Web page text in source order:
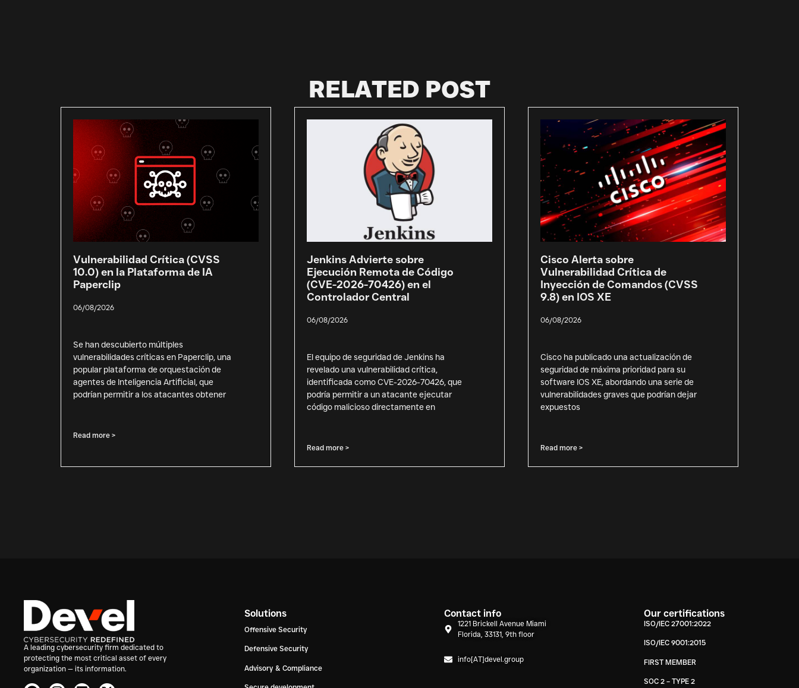
RELATED POST
Vulnerabilidad Crítica (CVSS
10.0) en la Plataforma de IA
Paperclip
06/08/2026
Se han descubierto múltiples
vulnerabilidades críticas en Paperclip, una
popular plataforma de orquestación de
agentes de Inteligencia Artificial, que
podrían permitir a los atacantes obtener
Read more >
Jenkins Advierte sobre
Ejecución Remota de Código
(CVE-2026-70426) en el
Controlador Central
06/08/2026
El equipo de seguridad de Jenkins ha
revelado una vulnerabilidad crítica,
identificada como CVE-2026-70426, que
podría permitir a un atacante ejecutar
código malicioso directamente en
Read more >
Cisco Alerta sobre
Vulnerabilidad Crítica de
Inyección de Comandos (CVSS
9.8) en IOS XE
06/08/2026
Cisco ha publicado una actualización de
seguridad de máxima prioridad para su
software IOS XE, abordando una serie de
vulnerabilidades graves que podrían dejar
expuestos
Read more >
A leading cybersecurity firm dedicated to
protecting the most critical asset of every
organization — its information.
Solutions
Offensive Security
Defensive Security
Advisory & Compliance
Contact info
1221 Brickell Avenue Miami
Florida, 33131, 9th floor
info[AT]devel.group
Our certifications
ISO/IEC 27001:2022
ISO/IEC 9001:2015
FIRST MEMBER
SOC 2 – TYPE 2